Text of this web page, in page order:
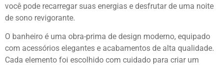
você pode recarregar suas energias e desfrutar de uma noite
de sono revigorante.
O banheiro é uma obra-prima de design moderno, equipado
com acessórios elegantes e acabamentos de alta qualidade.
Cada elemento foi escolhido com cuidado para criar um